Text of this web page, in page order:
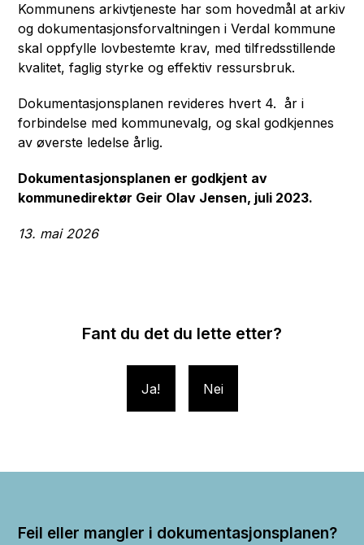
Kommunens arkivtjeneste har som hovedmål at arkiv
og dokumentasjonsforvaltningen i Verdal kommune
skal oppfylle lovbestemte krav, med tilfredsstillende
kvalitet, faglig styrke og effektiv ressursbruk.
Dokumentasjonsplanen revideres hvert 4. år i
forbindelse med kommunevalg, og skal godkjennes
av øverste ledelse årlig.
Dokumentasjonsplanen er godkjent av
kommunedirektør Geir Olav Jensen, juli 2023.
13. mai 2026
Fant du det du lette etter?
Ja Nei
Feil eller mangler i dokumentasjonsplanen?